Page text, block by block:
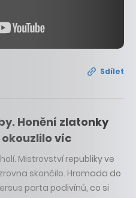
Sdílet
Honění zlatonky
víc
Mistrovství republiky ve
skončilo. Hromada do
parta podivínů, co si